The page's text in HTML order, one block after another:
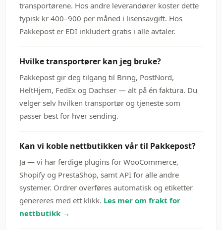
transportørene. Hos andre leverandører koster dette
typisk kr 400–900 per måned i lisensavgift. Hos
Pakkepost er EDI inkludert gratis i alle avtaler.
Hvilke transportører kan jeg bruke?
Pakkepost gir deg tilgang til Bring, PostNord,
HeltHjem, FedEx og Dachser — alt på én faktura. Du
velger selv hvilken transportør og tjeneste som
passer best for hver sending.
Kan vi koble nettbutikken vår til Pakkepost?
Ja — vi har ferdige plugins for WooCommerce,
Shopify og PrestaShop, samt API for alle andre
systemer. Ordrer overføres automatisk og etiketter
genereres med ett klikk. Les mer om frakt for
nettbutikk →